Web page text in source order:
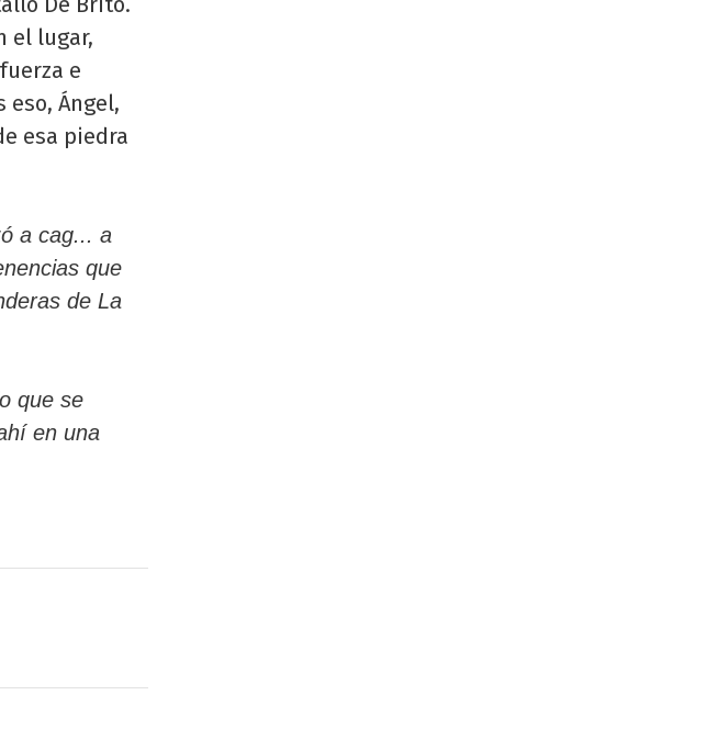
el lugar,
e
Ángel,
esa piedra
a cag... a
que
de La
que se
en una